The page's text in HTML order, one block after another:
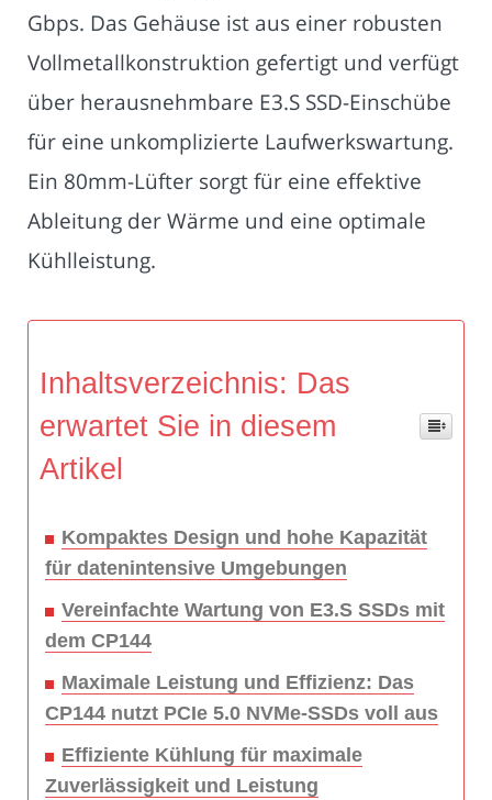
Gbps. Das Gehäuse ist aus einer robusten
Vollmetallkonstruktion gefertigt und verfügt
über herausnehmbare E3.S SSD-Einschübe
für eine unkomplizierte Laufwerkswartung.
Ein 80mm-Lüfter sorgt für eine effektive
Ableitung der Wärme und eine optimale
Kühlleistung.
Inhaltsverzeichnis: Das
erwartet Sie in diesem
Artikel
Kompaktes Design und hohe Kapazität
für datenintensive Umgebungen
Vereinfachte Wartung von E3.S SSDs mit
dem CP144
Maximale Leistung und Effizienz: Das
CP144 nutzt PCIe 5.0 NVMe-SSDs voll aus
Effiziente Kühlung für maximale
Zuverlässigkeit und Leistung